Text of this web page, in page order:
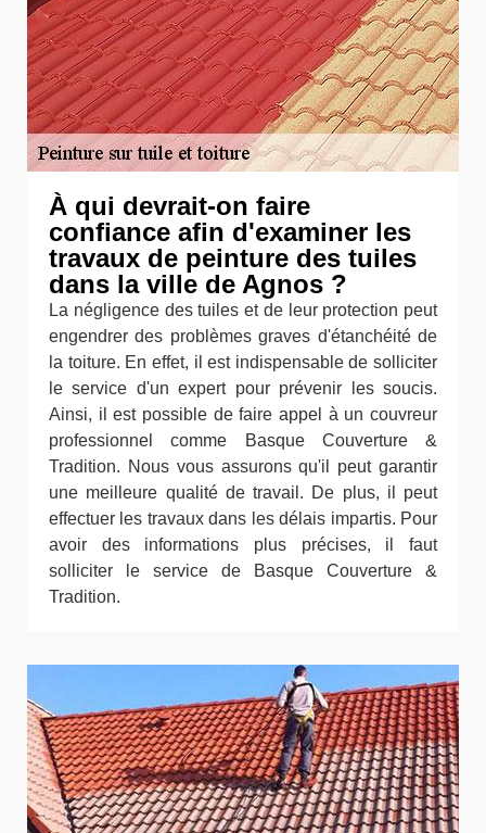
À qui devrait-on faire
confiance afin d'examiner les
travaux de peinture des tuiles
dans la ville de Agnos ?
La négligence des tuiles et de leur protection peut
engendrer des problèmes graves d'étanchéité de
la toiture. En effet, il est indispensable de solliciter
le service d'un expert pour prévenir les soucis.
Ainsi, il est possible de faire appel à un couvreur
professionnel comme Basque Couverture &
Tradition. Nous vous assurons qu'il peut garantir
une meilleure qualité de travail. De plus, il peut
effectuer les travaux dans les délais impartis. Pour
avoir des informations plus précises, il faut
solliciter le service de Basque Couverture &
Tradition.